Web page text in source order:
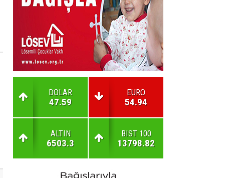
DOLAR
47.59
EURO
54.94
ALTIN
6503.3
BIST 100
13798.82